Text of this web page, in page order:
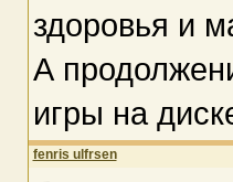
здоровья и
А
игры на
fenris ulfrsen